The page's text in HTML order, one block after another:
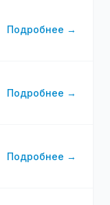
Подробнее →
Подробнее →
Подробнее →